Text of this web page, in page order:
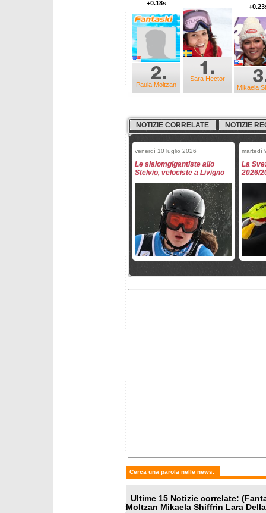
Sara Hector
Paula Moltzan
+0.18s
Mikaela
NOTIZIE CORRELATE NOTIZIE
venerdì 10 luglio 2026
Le slalomgigantiste allo
Stelvio, velociste a Livigno
martedì
La
2026/
a Head; Paula Moltzan a
Cerca una parola nelle news:
Ultime 15 Notizie correlate:
Moltzan Mikaela Shiffrin Lara